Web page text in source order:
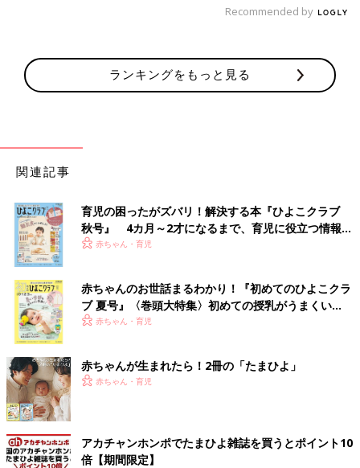
Recommended by
ランキングをもっと見る
関連記事
育児の困ったがズバリ！解決する本『ひよこクラブ
秋号』 4カ月～2才になるまで、育児に役立つ情報が
いっぱい！
赤ちゃん・育児
赤ちゃんのお世話まるわかり！『初めてのひよこクラ
ブ 夏号』〈巻頭大特集〉初めての授乳がうまくい
く！ おっぱい・ミルクの基本と夏のトラブル 解決テ
赤ちゃん・育児
赤ちゃんが生まれたら！2冊の「たまひよ」
赤ちゃん・育児
アカチャンホンポでたまひよ雑誌を買うとポイント10
倍【期間限定】